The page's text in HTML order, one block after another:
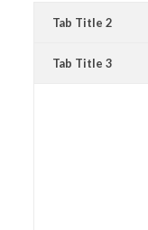
Tab Title 2
Tab Title 3